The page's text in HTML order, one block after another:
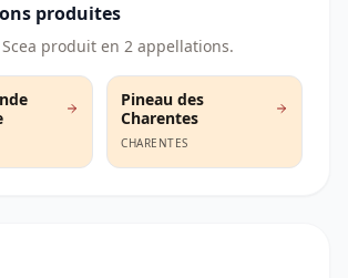
produites
produit en 2 appellations.
Pineau des
Charentes
CHARENTES